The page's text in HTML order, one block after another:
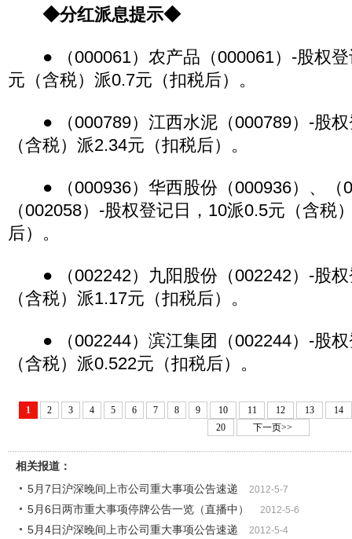
◆分红派息提示◆
● （000061）农产品（000061）-股权登
元（含税）派0.7元（扣税后）。
● （000789）江西水泥（000789）-股权
（含税）派2.34元（扣税后）。
● （000936）华西股份（000936）、（
（002058）-股权登记日，10派0.5元（含税
后）。
● （002242）九阳股份（002242）-股权
（含税）派1.17元（扣税后）。
● （002244）滨江集团（002244）-股权
（含税）派0.522元（扣税后）。
1 2 3 4 5 6 7 8 9 10 11 12 13
14
20
下一页>>
相关报道：
5月7日沪深晚间上市公司重大事项公告速递
2012-5-7
5月6日两市重大事项停牌公告一览（直播中） 2012-5-6
5月4日沪深晚间上市公司重大事项公告速递 2012-5-4